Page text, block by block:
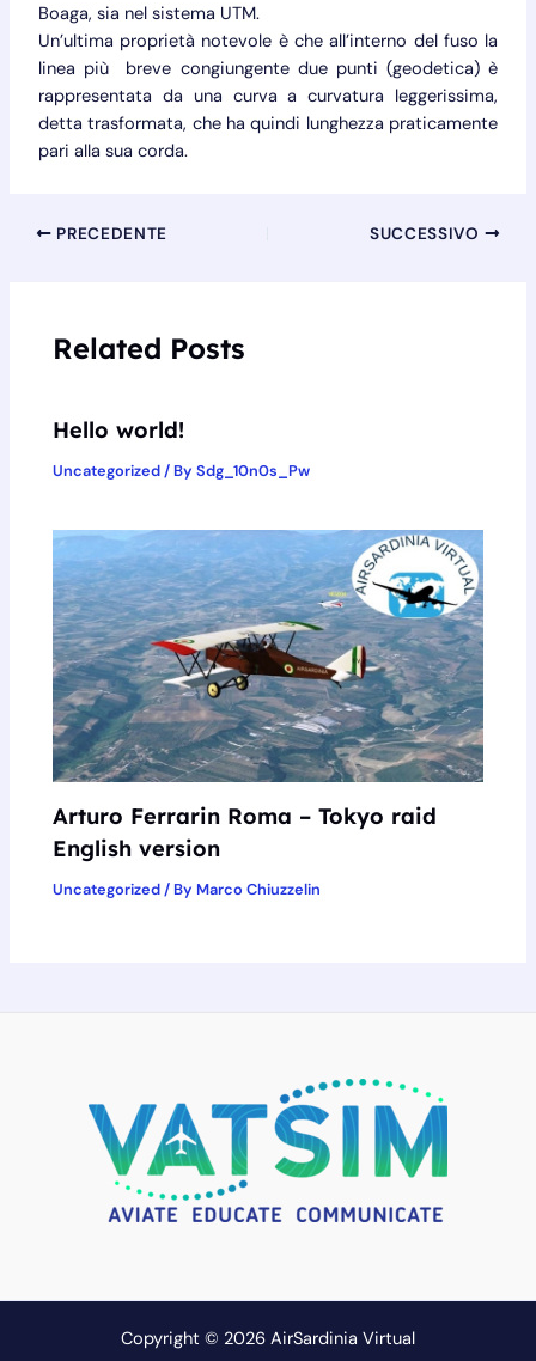
Boaga, sia nel sistema UTM.
Un’ultima proprietà notevole è che all’interno del fuso la
linea più breve congiungente due punti (geodetica) è
rappresentata da una curva a curvatura leggerissima,
detta trasformata, che ha quindi lunghezza praticamente
pari alla sua corda.
PRECEDENTE SUCCESSIVO
Related Posts
Hello world!
Uncategorized/ BySdg_10n0s_Pw
Arturo Ferrarin Roma – Tokyo raid
English version
Uncategorized/ By Marco Chiuzzelin
Copyright © 2026 AirSardinia Virtual